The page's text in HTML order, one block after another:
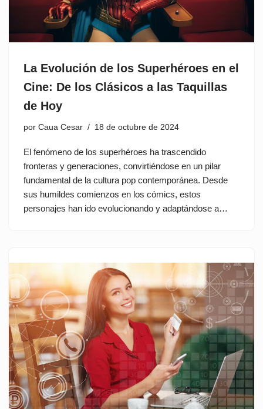
La Evolución de los Superhéroes en el
Cine: De los Clásicos a las Taquillas
de Hoy
por Caua Cesar 18 de octubre de 2024
El fenómeno de los superhéroes ha trascendido
fronteras y generaciones, convirtiéndose en un pilar
fundamental de la cultura pop contemporánea. Desde
sus humildes comienzos en los cómics, estos
personajes han ido evolucionando y adaptándose a…